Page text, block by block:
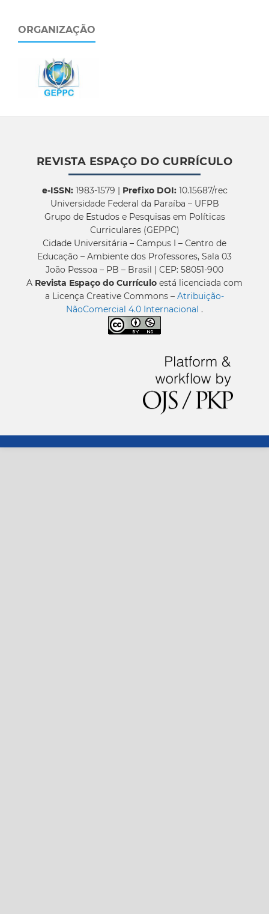
ORGANIZAÇÃO
REVISTA ESPAÇO DO CURRÍCULO
e-ISSN:1983-1579 | Prefixo DOI:10.15687/rec
Universidade Federal da Paraíba – UFPB
Grupo de Estudos e Pesquisas em Políticas
Curriculares (GEPPC)
Cidade Universitária – Campus I – Centro de
Educação – Ambiente dos Professores, Sala 03
João Pessoa – PB – Brasil | CEP: 58051-900
A Revista Espaço do Currículo está licenciada com
a Licença Creative Commons – Atribuição-
NãoComercial 4.0 Internacional .